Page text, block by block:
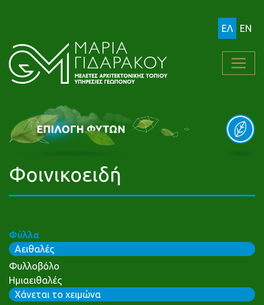
ΕΛ EN
Φοινικοειδή
Φύλλα
Αειθαλές
Φυλλοβόλο
Ημιαειθαλές
Χάνεται το χειμώνα